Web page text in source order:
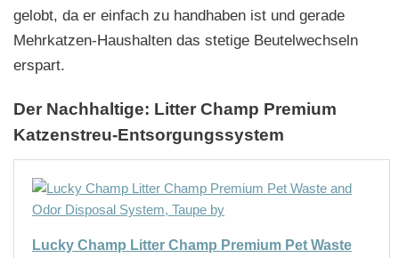
gelobt, da er einfach zu handhaben ist und gerade
Mehrkatzen-Haushalten das stetige Beutelwechseln
erspart.
Der Nachhaltige: Litter Champ Premium
Katzenstreu-Entsorgungssystem
Lucky Champ Litter Champ Premium Pet Waste